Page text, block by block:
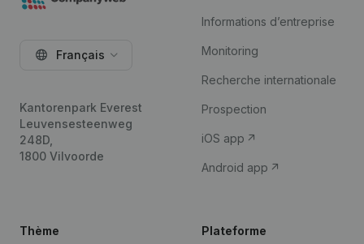
Français
Kantorenpark Everest
Leuvensesteenweg
248D,
1800 Vilvoorde
Informations d’entreprise
Monitoring
Recherche internationale
Prospection
iOS app
Android app
Thème Plateforme